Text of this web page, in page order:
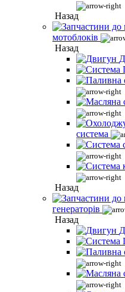
Назад
мотоблоків
Назад
система
Назад
генераторів
Назад